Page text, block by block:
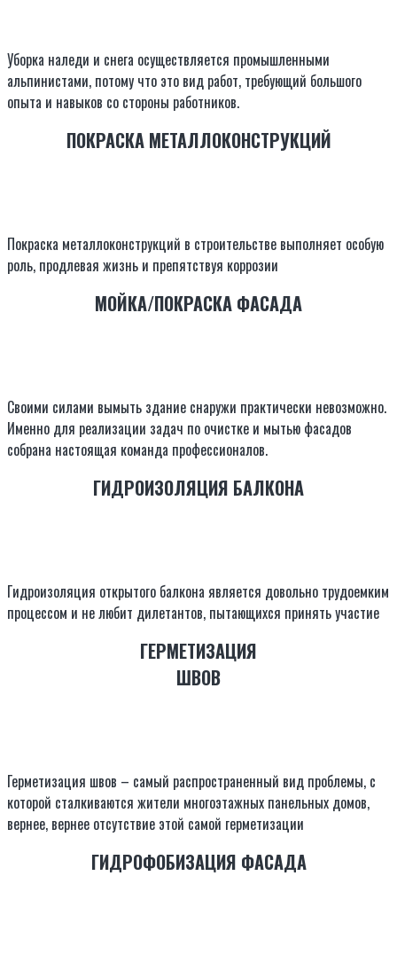
Уборка наледи и снега осуществляется промышленными
альпинистами, потому что это вид работ, требующий большого
опыта и навыков со стороны работников.
ПОКРАСКА МЕТАЛЛОКОНСТРУКЦИЙ
Покраска металлоконструкций в строительстве выполняет особую
роль, продлевая жизнь и препятствуя коррозии
МОЙКА/ПОКРАСКА ФАСАДА
Своими силами вымыть здание снаружи практически невозможно.
Именно для реализации задач по очистке и мытью фасадов
собрана настоящая команда профессионалов.
ГИДРОИЗОЛЯЦИЯ БАЛКОНА
Гидроизоляция открытого балкона является довольно трудоемким
процессом и не любит дилетантов, пытающихся принять участие
ГЕРМЕТИЗАЦИЯ
ШВОВ
Герметизация швов – самый распространенный вид проблемы, с
которой сталкиваются жители многоэтажных панельных домов,
вернее, вернее отсутствие этой самой герметизации
ГИДРОФОБИЗАЦИЯ ФАСАДА